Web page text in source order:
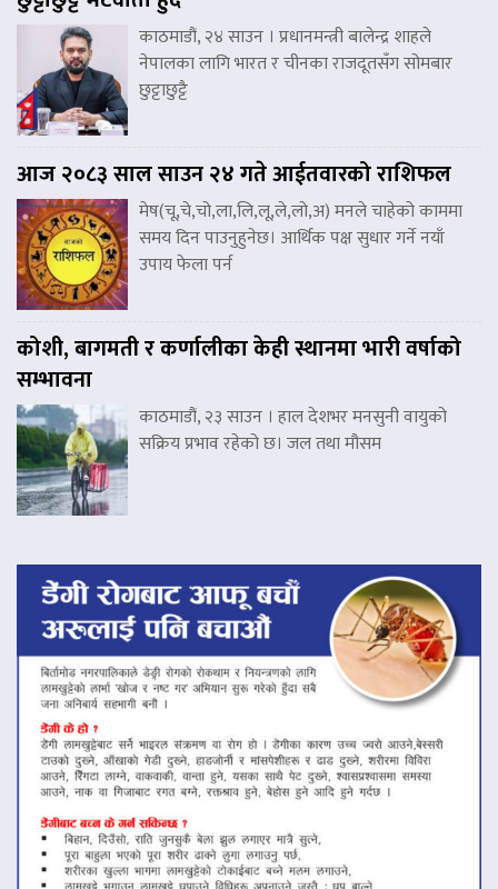
काठमाडौं, २४ साउन । प्रधानमन्त्री बालेन्द्र शाहले
नेपालका लागि भारत र चीनका राजदूतसँग सोमबार
छुट्टाछुट्टै
आज २०८३ साल साउन २४ गते आईतवारको राशिफल
मेष(चू,चे,चो,ला,लि,लू,ले,लो,अ) मनले चाहेको काममा
समय दिन पाउनुहुनेछ। आर्थिक पक्ष सुधार गर्ने नयाँ
उपाय फेला पर्न
कोशी, बागमती र कर्णालीका केही स्थानमा भारी वर्षाको
सम्भावना
काठमाडौं, २३ साउन । हाल देशभर मनसुनी वायुको
सक्रिय प्रभाव रहेको छ। जल तथा मौसम